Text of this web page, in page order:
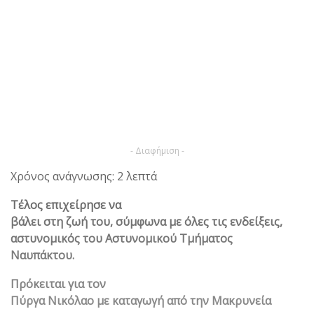
- Διαφήμιση -
Χρόνος ανάγνωσης: 2 λεπτά
Τέλος επιχείρησε να
βάλει στη ζωή του, σύμφωνα με όλες τις ενδείξεις,
αστυνομικός του Αστυνομικού Τμήματος
Ναυπάκτου.
Πρόκειται για τον
Πύργα Νικόλαο με καταγωγή από την Μακρυνεία